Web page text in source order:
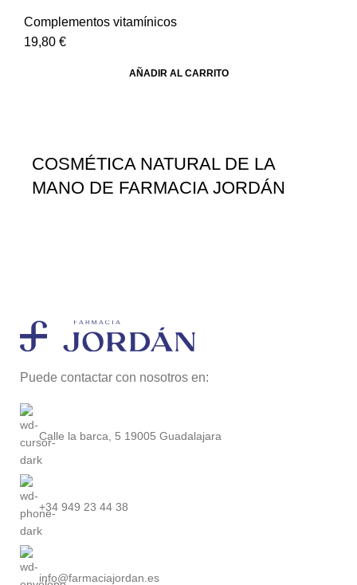
Complementos vitamínicos
19,80 €
AÑADIR AL CARRITO
COSMÉTICA NATURAL DE LA
MANO DE FARMACIA JORDÁN
Puede contactar con nosotros en:
Calle la barca, 5 19005 Guadalajara
+34 949 23 44 38
info@farmaciajordan.es